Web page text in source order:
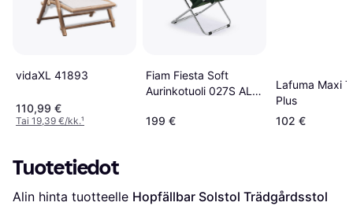
vidaXL 41893
110,99 €
Tai 19,39 €/kk.¹
Fiam Fiesta Soft
Aurinkotuoli 027S ALU
199 €
Lafuma Maxi
Plus
102 €
Tuotetiedot
Alin hinta tuotteelle Hopfällbar Solstol Trädgårdsstol